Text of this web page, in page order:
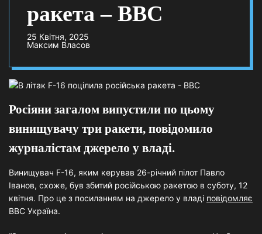
ракета – ВВС
25 Квітня, 2025
Максим Власов
Росіяни загалом випустили по цьому
винищувачу три ракети, повідомило
журналістам джерело у владі.
Винищувач F-16, яким керував 26-річний пілот Павло
Іванов, схоже, був збитий російською ракетою в суботу, 12
квітня. Про це з посиланням на джерело у владі повідомляє
ВВС Україна.